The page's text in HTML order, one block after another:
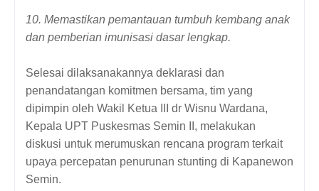
10. Memastikan pemantauan tumbuh kembang anak
dan pemberian imunisasi dasar lengkap.
Selesai dilaksanakannya deklarasi dan
penandatangan komitmen bersama, tim yang
dipimpin oleh Wakil Ketua III dr Wisnu Wardana,
Kepala UPT Puskesmas Semin II, melakukan
diskusi untuk merumuskan rencana program terkait
upaya percepatan penurunan stunting di Kapanewon
Semin.